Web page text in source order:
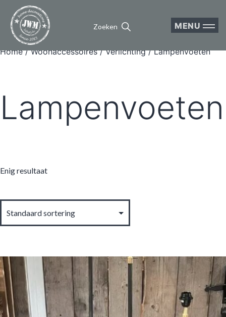
Zoeken MENU
Home/Woonaccessoires/Verlichting/ Lampenvoeten
Lampenvoeten
Enig resultaat